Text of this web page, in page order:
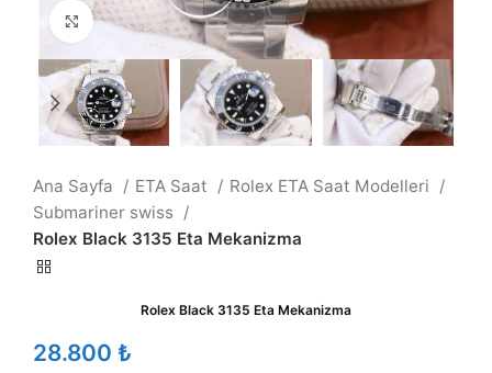
Büyütmek için tıklayın
Ana Sayfa ETA Saat
Rolex ETA Saat Modelleri
Submariner swiss
Rolex Black 3135 Eta Mekanizma
Rolex Black 3135 Eta Mekanizma
₺